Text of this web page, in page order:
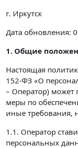
г. Иркутск
Дата обновления:
1. Общие
Настоящая
152-ФЗ «О
– Оператор) может
меры по
иные требования,
1.1. Оператор
персональных